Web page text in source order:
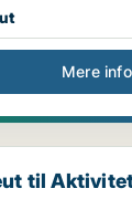
Mere info
til